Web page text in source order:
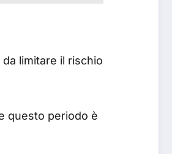
limitare il rischio
questo periodo è